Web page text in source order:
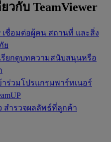
วกับ TeamViewer
เชื่อมต่อผู้คน สถานที่ และสิ่ง
ย
รียกดูบทความสนับสนุนหรือ
าร่วมโปรแกรมพาร์ทเนอร์
สำรวจผลลัพธ์ที่ลูกค้า